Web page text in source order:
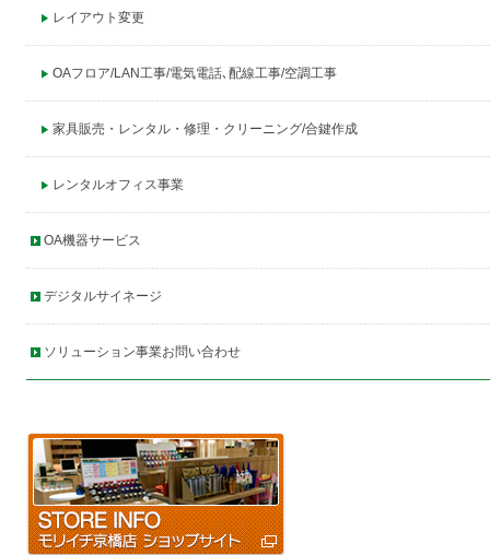
レイアウト変更
OAフロア/LAN工事/電気電話､配線工事/空調工事
家具販売・レンタル・修理・クリーニング/合鍵作成
レンタルオフィス事業
OA機器サービス
デジタルサイネージ
ソリューション事業お問い合わせ